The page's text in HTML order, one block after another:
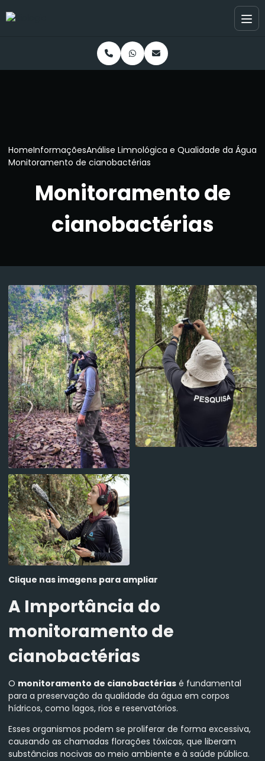
HomeInformaçõesAnálise Limnológica e Qualidade da Água
Monitoramento de cianobactérias
Monitoramento de
cianobactérias
Clique nas imagens para ampliar
A Importância do
monitoramento de
cianobactérias
O monitoramento de cianobactérias é fundamental
para a preservação da qualidade da água em corpos
hídricos, como lagos, rios e reservatórios.
Esses organismos podem se proliferar de forma excessiva,
causando as chamadas florações tóxicas, que liberam
substâncias nocivas ao meio ambiente e à saúde pública.